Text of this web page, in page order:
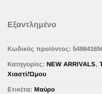
Εξαντλημένο
Κωδικός προϊόντος:
Κατηγορίες: NEW ARRIVALS,
Χιαστί/Ώμου
Ετικέτα: Μαύρο